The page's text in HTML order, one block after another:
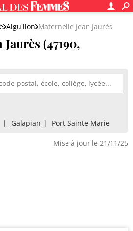
Aiguillon Maternelle Jean Jaurès
(47190,
Galapian Port-Sainte-Marie
Mise à jour le 21/11/25